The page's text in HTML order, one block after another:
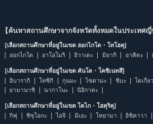
【ค้นหาสถานศึกษาจากจังหวัดทั้งหมดในประเทศญี่
[เลือกสถานศึกษาที่อยู่ในเขต ฮอกไกโด・โทโฮคุ]
ฮอกไกโด
อาโอโมริ อิวาเตะ มิยากิ อาคิตะ
[เลือกสถานศึกษาที่อยู่ในเขต คันโต・โคชิเนทสึ]
อิบารากิ
โทชิกิ กุนมะ ไซตามะ ชิบะ โตเกียว
ยามานาชิ
นากาโนะ นิอิกาตะ
[เลือกสถานศึกษาที่อยู่ในเขต โตไก・โฮคุริคุ]
กิฟุ
ชิซุโอกะ ไอจิ มิเอะ โทยามา อิชิคาวา